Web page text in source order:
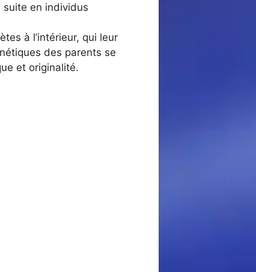
en individus
à l’intérieur, qui leur
des parents se
et originalité.